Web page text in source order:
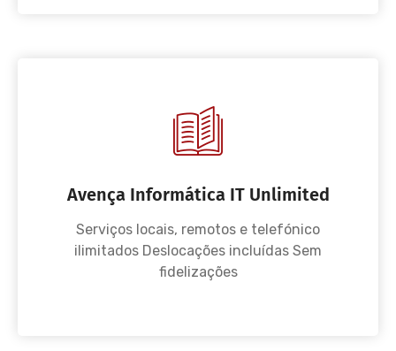
Avença Informática IT Unlimited
Serviços locais, remotos e telefónico
ilimitados Deslocações incluídas Sem
fidelizações